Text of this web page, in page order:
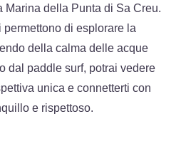
Marina della Punta di Sa Creu.
di esplorare la
della calma delle acque
dal paddle surf, potrai vedere
unica e connetterti con
e rispettoso.